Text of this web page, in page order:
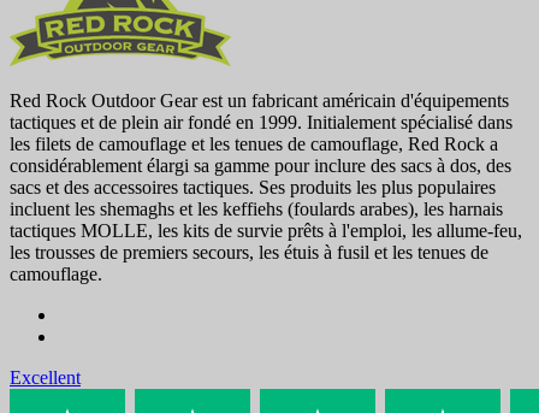
Red Rock Outdoor Gear est un fabricant américain d'équipements
tactiques et de plein air fondé en 1999. Initialement spécialisé dans
les filets de camouflage et les tenues de camouflage, Red Rock a
considérablement élargi sa gamme pour inclure des sacs à dos, des
sacs et des accessoires tactiques. Ses produits les plus populaires
incluent les shemaghs et les keffiehs (foulards arabes), les harnais
tactiques MOLLE, les kits de survie prêts à l'emploi, les allume-feu,
les trousses de premiers secours, les étuis à fusil et les tenues de
camouflage.
Excellent